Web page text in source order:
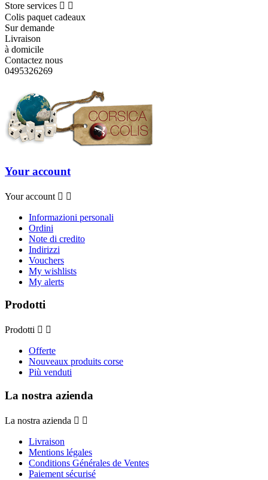
Store services  
Colis paquet cadeaux
Sur demande
Livraison
à domicile
Contactez nous
0495326269
Your account
Your account  
Informazioni personali
Ordini
Note di credito
Indirizzi
Vouchers
My wishlists
My alerts
Prodotti
Prodotti  
Offerte
Nouveaux produits corse
Più venduti
La nostra azienda
La nostra azienda  
Livraison
Mentions légales
Conditions Générales de Ventes
Paiement sécurisé